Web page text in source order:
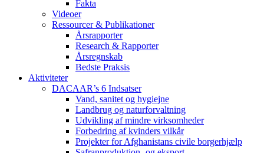
Fakta
Videoer
Ressourcer & Publikationer
Årsrapporter
Research & Rapporter
Årsregnskab
Bedste Praksis
Aktiviteter
DACAAR’s 6 Indsatser
Vand, sanitet og hygiejne
Landbrug og naturforvaltning
Udvikling af mindre virksomheder
Forbedring af kvinders vilkår
Projekter for Afghanistans civile borgerhjælp